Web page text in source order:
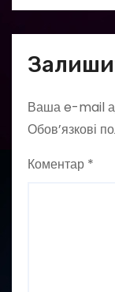
Ваша e-mail
Обов’язкові
Коментар *